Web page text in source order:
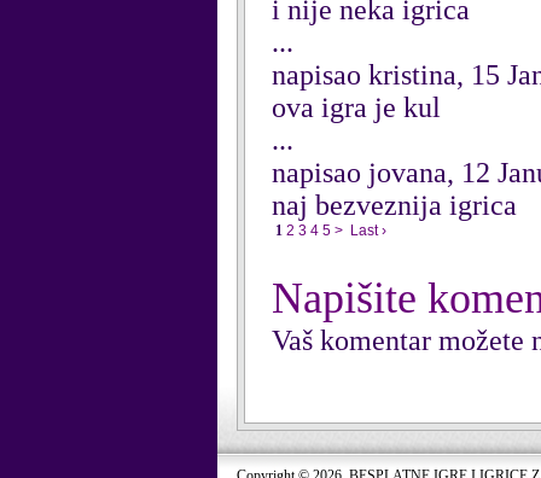
i nije neka igrica
...
napisao kristina, 15
ova igra je kul
...
napisao jovana, 12
naj bezveznija igrica
1 2 3 4 5 > Last ›
Napišite
Vaš komentar možete